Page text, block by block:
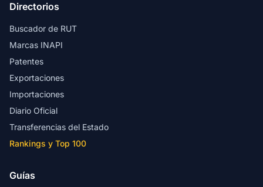
Directorios
Buscador de RUT
Marcas INAPI
Patentes
Exportaciones
Importaciones
Diario Oficial
Transferencias del Estado
Rankings y Top 100
Guías